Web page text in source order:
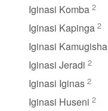
Iginasi Komba 2
Iginasi Kapinga 2
Iginasi Kamugisha
Iginasi Jeradi 2
Iginasi Iginas 2
Iginasi Huseni 2